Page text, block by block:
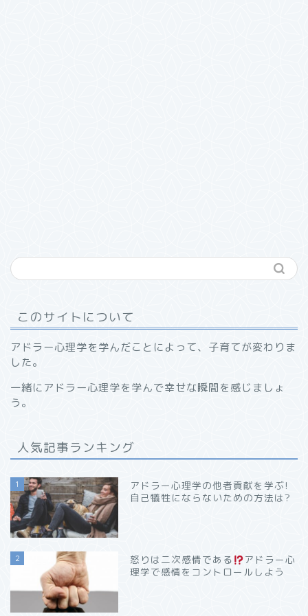
このサイトについて
アドラー心理学を学んだことによって、子育てが変わりま
した。
一緒にアドラー心理学を学んで幸せな瞬間を感じましょ
う。
人気記事ランキング
1
アドラー心理学の他者貢献を学ぶ!
自己犠牲にならないための方法は?
2 怒りは二次感情である
アドラー心
理学で感情をコントロールしよう